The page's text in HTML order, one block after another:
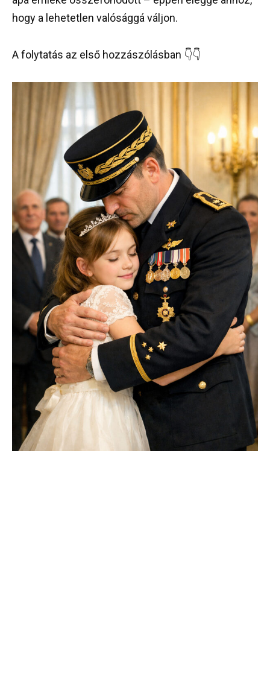
hogy a lehetetlen valósággá váljon.
A folytatás az első hozzászólásban 👇👇